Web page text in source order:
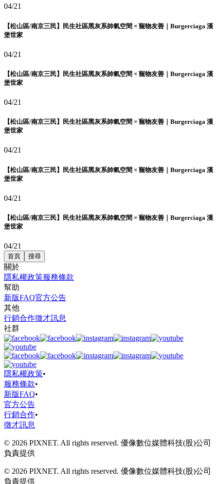
04/21
【松山區/南京三民】民生社區黑灰系帥氣空間 × 寵物友善｜Burgerciaga 漢
堡世家
04/21
【松山區/南京三民】民生社區黑灰系帥氣空間 × 寵物友善｜Burgerciaga 漢
堡世家
04/21
【松山區/南京三民】民生社區黑灰系帥氣空間 × 寵物友善｜Burgerciaga 漢
堡世家
04/21
【松山區/南京三民】民生社區黑灰系帥氣空間 × 寵物友善｜Burgerciaga 漢
堡世家
04/21
【松山區/南京三民】民生社區黑灰系帥氣空間 × 寵物友善｜Burgerciaga 漢
堡世家
04/21
首頁 搜尋
關於
隱私權政策服務條款
幫助
新版FAQ官方公告
其他
行銷合作徵才訊息
社群
隱私權政策•
服務條款•
新版FAQ•
官方公告
行銷合作•
徵才訊息
© 2026 PIXNET. All rights reserved. 優像數位媒體科技(股)公司
負責提供
© 2026 PIXNET. All rights reserved. 優像數位媒體科技(股)公司
負責提供